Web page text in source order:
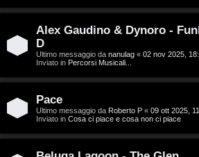
p
o
s
t
a
Alex Gaudino & Dynoro -
D
Ultimo messaggio da nanulag « 02 nov 2025,
Inviato in Percorsi Musicali...
Pace
Ultimo messaggio da Roberto P « 09 ott 2025,
Inviato in Cosa ci piace e cosa non ci piace
'
A
g
o
s
t